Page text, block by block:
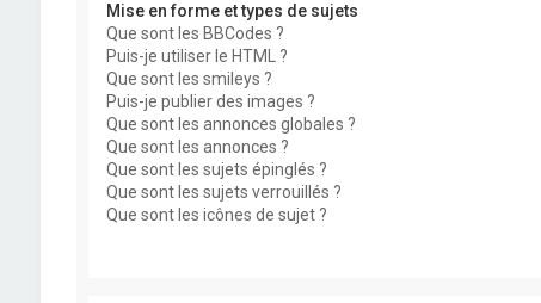
Mise en forme et types de sujets
Que sont les BBCodes ?
Puis-je utiliser le HTML ?
Que sont les smileys ?
Puis-je publier des images ?
Que sont les annonces globales ?
Que sont les annonces ?
Que sont les sujets épinglés ?
Que sont les sujets verrouillés ?
Que sont les icônes de sujet ?